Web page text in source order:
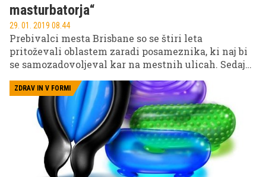
masturbatorja“
29. 01. 2019 08.44
Prebivalci mesta Brisbane so se štiri leta
pritoževali oblastem zaradi posameznika, ki naj bi
se samozadovoljeval kar na mestnih ulicah. Sedaj
javnega razkazovanja.
ZDRAV IN V FORMI